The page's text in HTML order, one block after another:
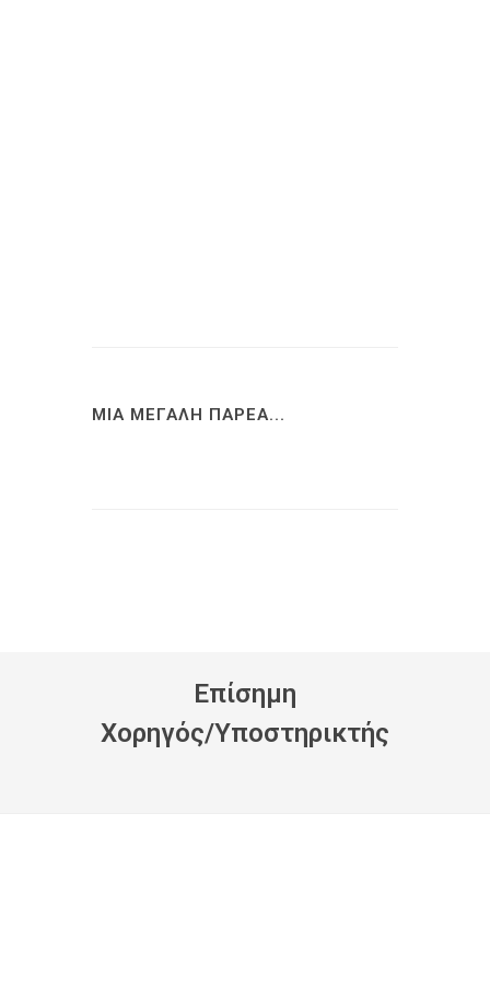
ΜΙΑ ΜΕΓΑΛΗ ΠΑΡΕΑ...
Eπίσημη
Xορηγός/Yποστηρικτής